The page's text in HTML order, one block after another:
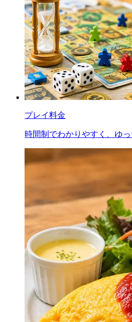
プレイ料金
時間制でわかりやすく、ゆ